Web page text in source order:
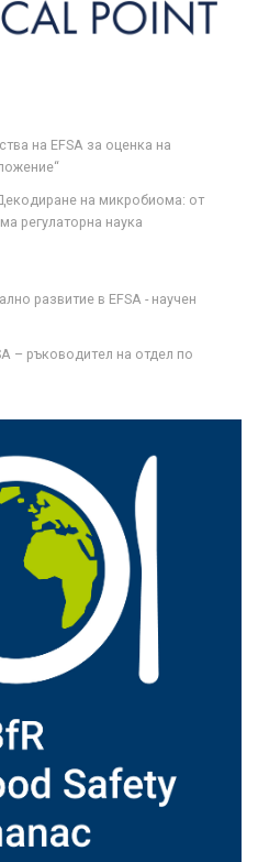
на ЕFSA за оценка на
на микробиома: от
регулаторна наука
развитие в EFSA - научен
– ръководител на отдел по